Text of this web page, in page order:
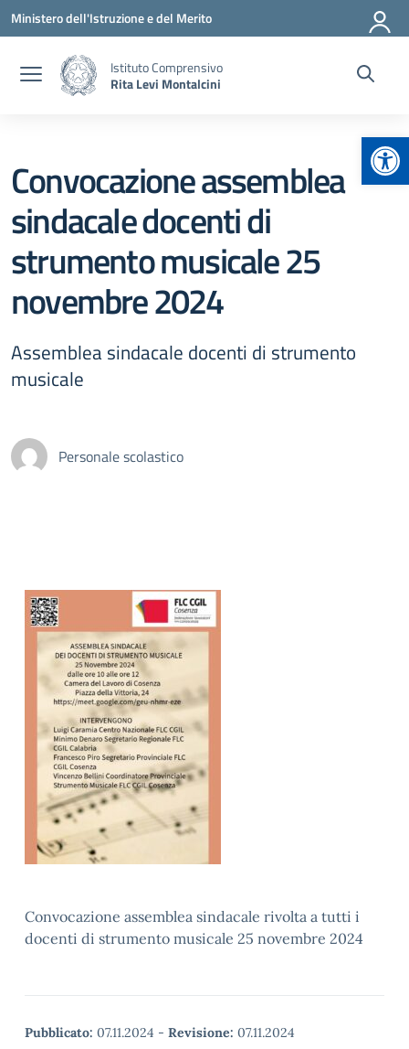
Vai ai contenuti
Vai al menu di navigazione
Vai al footer
Ministero dell'Istruzione e del Merito
Istituto Comprensivo
Rita Levi Montalcini
Convocazione assemblea
sindacale docenti di
strumento musicale 25
novembre 2024
Assemblea sindacale docenti di strumento
musicale
Personale scolastico
Convocazione assemblea sindacale rivolta a tutti i
docenti di strumento musicale 25 novembre 2024
Pubblicato: 07.11.2024 - Revisione: 07.11.2024